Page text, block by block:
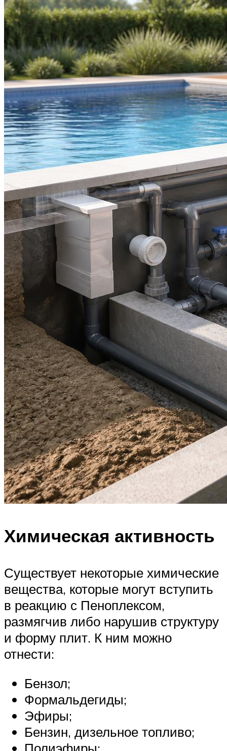
Химическая активность
Существует некоторые химические
вещества, которые могут вступить
в реакцию с Пеноплексом,
размягчив либо нарушив структуру
и форму плит. К ним можно
отнести:
Бензол;
Формальдегиды;
Эфиры;
Бензин, дизельное топливо;